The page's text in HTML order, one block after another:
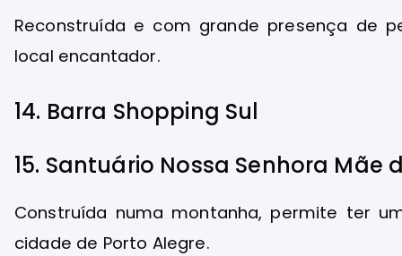
Reconstruída e com grande presença de
local encantador.
14. Barra Shopping Sul
15. Santuário Nossa Senhora Mãe
Construída numa montanha, permite ter
cidade de Porto Alegre.